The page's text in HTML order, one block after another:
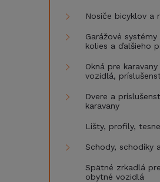
Nosiče bicyklov a
Garážové systémy
kolies a ďalšieho
Okná pre
vozidlá,
Dvere a
karavany
Lišty, profily,
Schody, schodíky
Spätné zrkadlá
obytné vozidlá